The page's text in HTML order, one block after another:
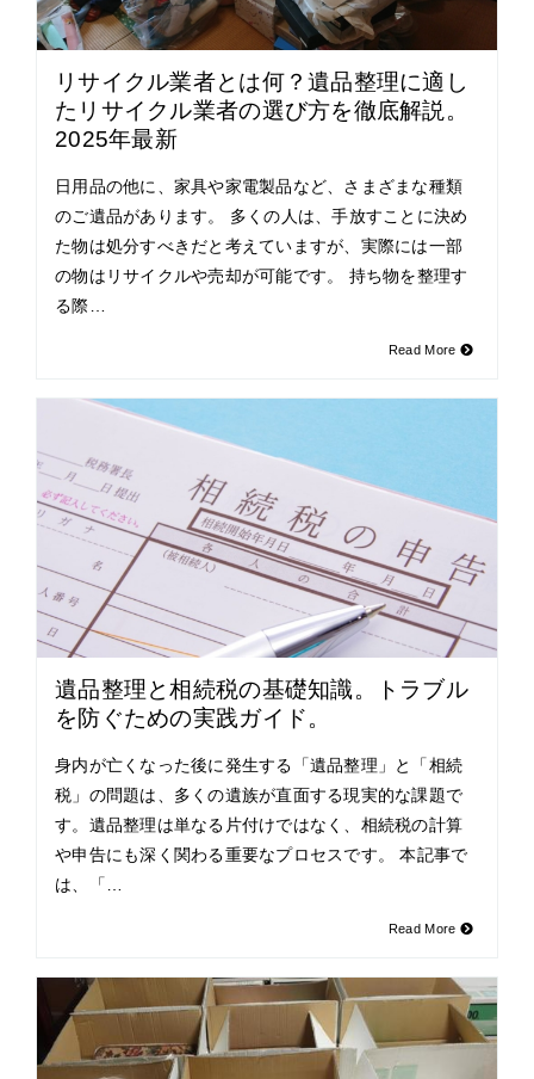
リサイクル業者とは何？遺品整理に適し
たリサイクル業者の選び方を徹底解説。
2025年最新
日用品の他に、家具や家電製品など、さまざまな種類
のご遺品があります。 多くの人は、手放すことに決め
た物は処分すべきだと考えていますが、実際には一部
の物はリサイクルや売却が可能です。 持ち物を整理す
る際…
Read More
遺品整理と相続税の基礎知識。トラブル
を防ぐための実践ガイド。
身内が亡くなった後に発生する「遺品整理」と「相続
税」の問題は、多くの遺族が直面する現実的な課題で
す。遺品整理は単なる片付けではなく、相続税の計算
や申告にも深く関わる重要なプロセスです。 本記事で
は、「…
Read More